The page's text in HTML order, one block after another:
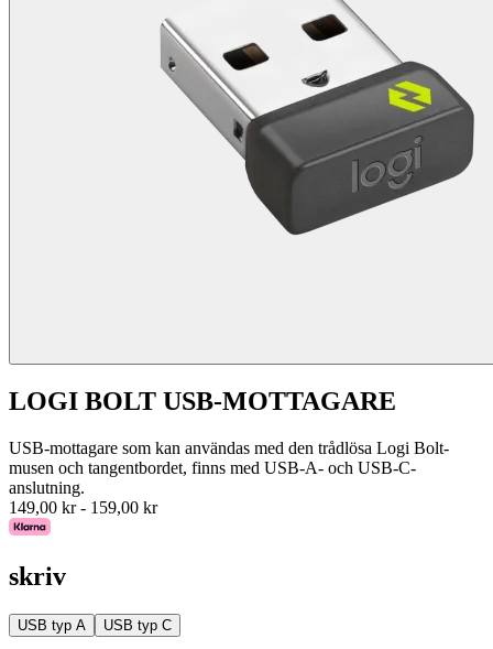
LOGI BOLT USB-MOTTAGARE
USB-mottagare som kan användas med den trådlösa Logi Bolt-
musen och tangentbordet, finns med USB-A- och USB-C-
anslutning.
149,00 kr- 159,00 kr
skriv
USB typ A USB typ C